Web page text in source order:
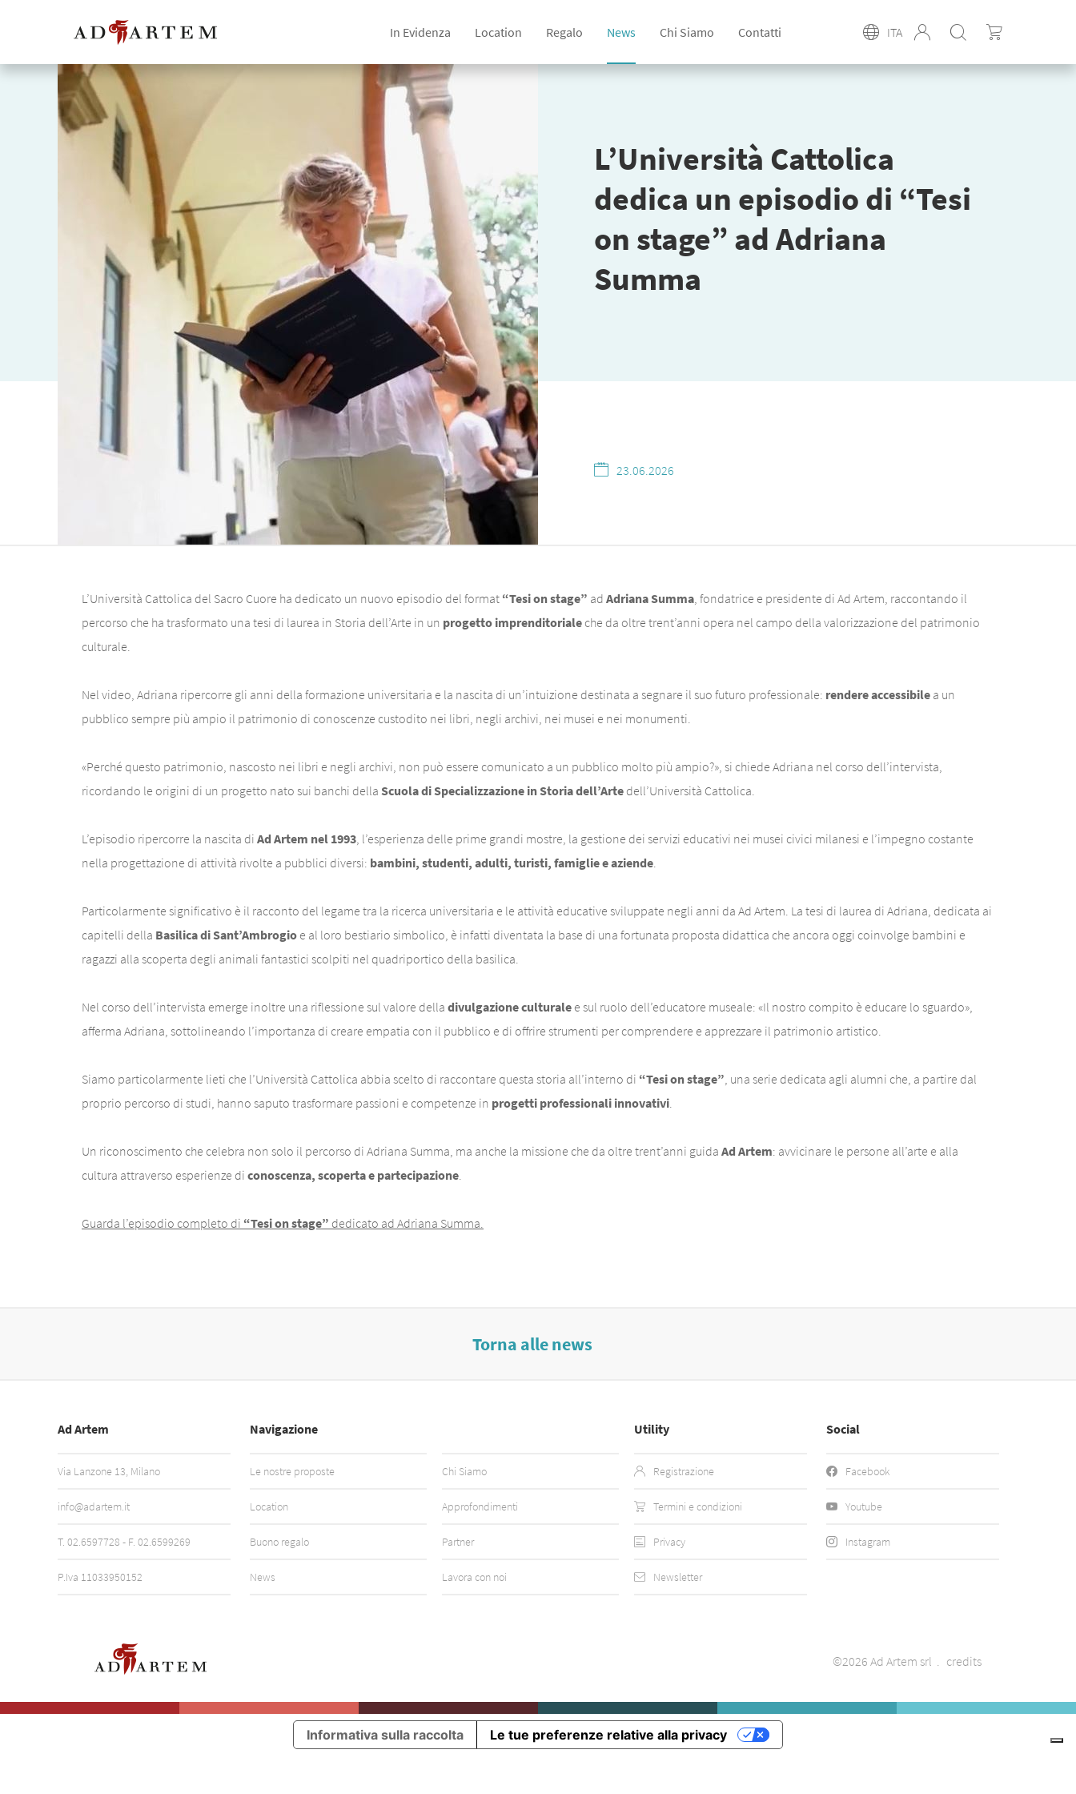
In Evidenza Location Regalo News Chi Siamo Contatti ITA
L’Università Cattolica
dedica un episodio di “Tesi
on stage” ad Adriana
Summa
23.06.2026
L’Università Cattolica del Sacro Cuore ha dedicato un nuovo episodio del format “Tesi on stage” ad Adriana Summa, fondatrice e presidente di Ad Artem, raccontando il
percorso che ha trasformato una tesi di laurea in Storia dell’Arte in un progetto imprenditoriale che da oltre trent’anni opera nel campo della valorizzazione del patrimonio
culturale.
Nel video, Adriana ripercorre gli anni della formazione universitaria e la nascita di un’intuizione destinata a segnare il suo futuro professionale: rendere accessibile a un
pubblico sempre più ampio il patrimonio di conoscenze custodito nei libri, negli archivi, nei musei e nei monumenti.
«Perché questo patrimonio, nascosto nei libri e negli archivi, non può essere comunicato a un pubblico molto più ampio?», si chiede Adriana nel corso dell’intervista,
ricordando le origini di un progetto nato sui banchi della Scuola di Specializzazione in Storia dell’Arte dell’Università Cattolica.
L’episodio ripercorre la nascita di Ad Artem nel 1993, l’esperienza delle prime grandi mostre, la gestione dei servizi educativi nei musei civici milanesi e l’impegno costante
nella progettazione di attività rivolte a pubblici diversi: bambini, studenti, adulti, turisti, famiglie e aziende.
Particolarmente significativo è il racconto del legame tra la ricerca universitaria e le attività educative sviluppate negli anni da Ad Artem. La tesi di laurea di Adriana, dedicata ai
capitelli della Basilica di Sant’Ambrogio e al loro bestiario simbolico, è infatti diventata la base di una fortunata proposta didattica che ancora oggi coinvolge bambini e
ragazzi alla scoperta degli animali fantastici scolpiti nel quadriportico della basilica.
Nel corso dell’intervista emerge inoltre una riflessione sul valore della divulgazione culturale e sul ruolo dell’educatore museale: «Il nostro compito è educare lo sguardo»,
afferma Adriana, sottolineando l’importanza di creare empatia con il pubblico e di offrire strumenti per comprendere e apprezzare il patrimonio artistico.
Siamo particolarmente lieti che l’Università Cattolica abbia scelto di raccontare questa storia all’interno di “Tesi on stage”, una serie dedicata agli alumni che, a partire dal
proprio percorso di studi, hanno saputo trasformare passioni e competenze in progetti professionali innovativi.
Un riconoscimento che celebra non solo il percorso di Adriana Summa, ma anche la missione che da oltre trent’anni guida Ad Artem: avvicinare le persone all’arte e alla
cultura attraverso esperienze di conoscenza, scoperta e partecipazione.
Guarda l’episodio completo di “Tesi on stage” dedicato ad Adriana Summa.
Torna alle news
Ad Artem
Via Lanzone 13, Milano
info@adartem.it
T. 02.6597728 - F. 02.6599269
P.Iva 11033950152
Navigazione
Le nostre proposte
Location
Buono regalo
News
Chi Siamo
Approfondimenti
Partner
Lavora con noi
Utility
Registrazione
Termini e condizioni
Privacy
Newsletter
Social
Facebook
Youtube
Instagram
©2026 Ad Artem srl credits
Informativa sulla raccolta Le tue preferenze relative alla privacy